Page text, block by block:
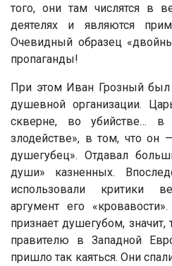
того, они там числятся в
деятелях и являются
Очевидный образец
пропаганды!
При этом Иван Грозный
душевной организации.
скверне, во убийстве… в
злодействе», в том, что он
душегубец». Отдавал
души» казненных.
использовали критики
аргумент его
признает душегубом,
правителю в Западной
пришло так каяться. Они